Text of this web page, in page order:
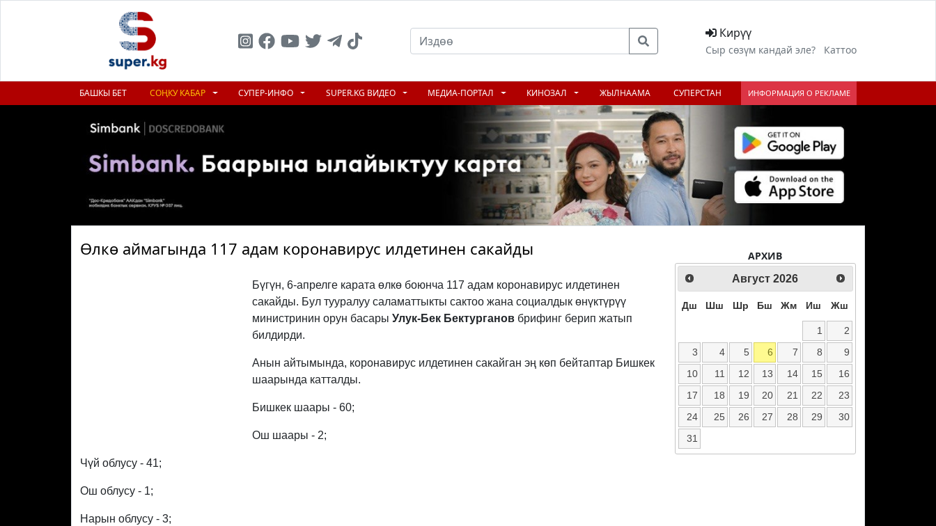
Кирүү
Сыр сөзүм кандай эле? Каттоо
БАШКЫ БЕТ СОҢКУ КАБАР СУПЕР-ИНФО SUPER.KG ВИДЕО МЕДИА-ПОРТАЛ КИНОЗАЛ ЖЫЛНААМА СУПЕРСТАН ИНФОРМАЦИЯ О РЕКЛАМЕ
Өлкө аймагында 117 адам коронавирус илдетинен сакайды
Бүгүн, 6-апрелге карата өлкө боюнча 117 адам коронавирус илдетинен
сакайды. Бул тууралуу саламаттыкты сактоо жана социалдык өнүктүрүү
министринин орун басары Улук-Бек Бектурганов брифинг берип жатып
билдирди.
Анын айтымында, коронавирус илдетинен сакайган эң көп бейтаптар Бишкек
шаарында катталды.
Бишкек шаары - 60;
Ош шаары - 2;
Чүй облусу - 41;
Ош облусу - 1;
Нарын облусу - 3;
АРХИВ
Август 2026
Дш Шш Шр Бш Жм Иш Жш
1
2
3
4 5 6 7 8
9
10
11 12 13 14 15
16
17
18 19 20 21 22
23
24
25 26 27 28 29
30
31